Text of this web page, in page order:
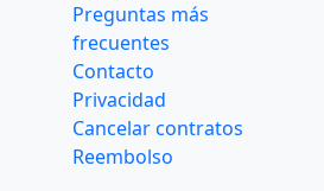
Preguntas más
frecuentes
Contacto
Privacidad
Cancelar contratos
Reembolso